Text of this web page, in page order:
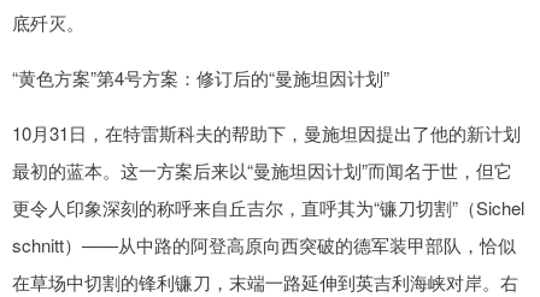
底歼灭。
“黄色方案”第4号方案：修订后的“曼施坦因计划”
10月31日，在特雷斯科夫的帮助下，曼施坦因提出了他的新计划
最初的蓝本。这一方案后来以“曼施坦因计划”而闻名于世，但它
更令人印象深刻的称呼来自丘吉尔，直呼其为“镰刀切割”（Sichel
schnitt）——从中路的阿登高原向西突破的德军装甲部队，恰似
在草场中切割的锋利镰刀，末端一路延伸到英吉利海峡对岸。右